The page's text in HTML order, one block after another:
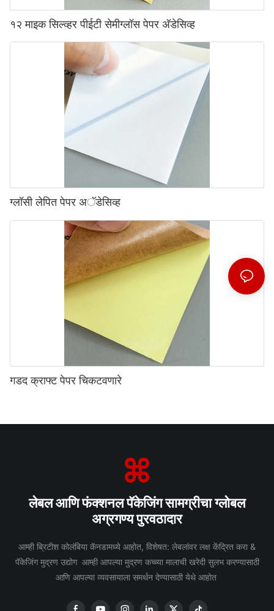
१२ माइक सिल्व्हर पीईटी सेमीग्लॉस पेपर अ‍ॅडेसिव्ह
ग्लॉसी लेपित पेपर अॅडेसिव्ह
गडद क्राफ्ट पेपर चिकटवणारे
लेबल आणि फंक्शनल पॅकेजिंग सामग्रीचा ग्लोबल
अग्रगण्य पुरवठादार
आम्ही ब्रिटीश कोलंबिया कॅनडामध्ये आहोत, विशेषत: लेबलांवर लक्ष केंद्रित करा &
पॅकेजिंग मुद्रण उद्योग आम्ही आपल्या मुद्रण कच्च्या मालाची खरेदी सुलभ करण्यासाठी
आणि आपल्या व्यवसायाला समर्थन देण्यासाठी येथे आहोत